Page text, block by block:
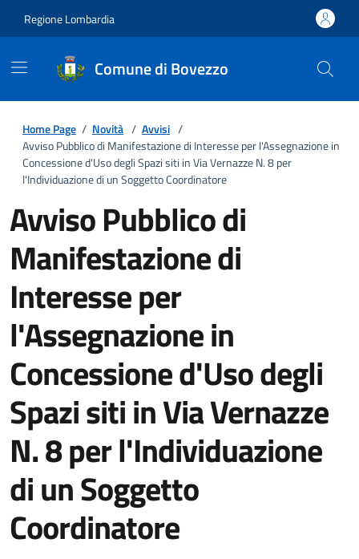
Regione Lombardia
Comune di Bovezzo
Home Page / Novità / Avvisi /
Avviso Pubblico di Manifestazione di Interesse per l'Assegnazione in
Concessione d'Uso degli Spazi siti in Via Vernazze N. 8 per
l'Individuazione di un Soggetto Coordinatore
Avviso Pubblico di
Manifestazione di
Interesse per
l'Assegnazione in
Concessione d'Uso degli
Spazi siti in Via Vernazze
N. 8 per l'Individuazione
di un Soggetto
Coordinatore